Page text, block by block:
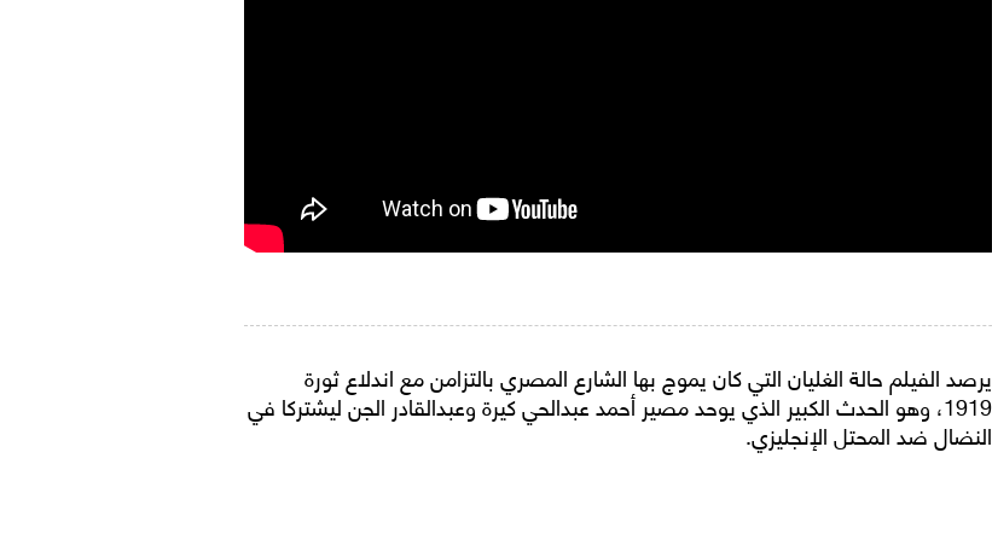
يرصد الفيلم حالة الغليان التي كان يموج بها الشارع المصري بالتزامن مع اندلاع ثورة
1919، وهو الحدث الكبير الذي يوحد مصير أحمد عبدالحي كيرة وعبدالقادر الجن ليشتركا في
النضال ضد المحتل الإنجليزي.